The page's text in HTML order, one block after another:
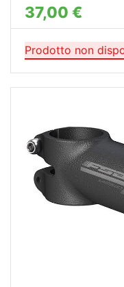
37,00 €
Prodotto non